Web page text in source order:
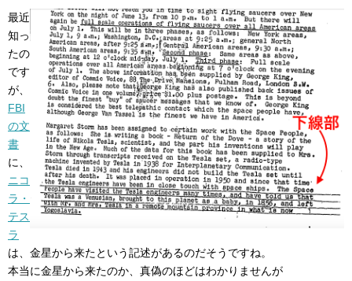
最近
知っ
たの
です
が、
FBI
の文
書
に、
ニコ
ラ・
テス
ラ
は、金星から来たという記述があるのだそうですね。
本当に金星から来たのか、真偽のほどはわかりませんが